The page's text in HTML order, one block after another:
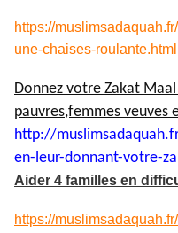
https://
une-chaises-roulante.html
Donnez votre Zakat
pauvres,femmes veuves
http://
en-leur-donnant-votre-
Aider 4 familles en
https://